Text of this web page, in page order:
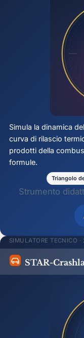
Simula la dinamica
curva di rilascio
prodotti della
formule.
Triangolo
Strumento
SIMULATORE TECNICO ·
STAR-